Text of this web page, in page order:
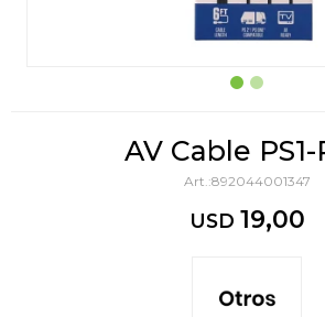
AV Cable PS1-
892044001347
USD 19,00